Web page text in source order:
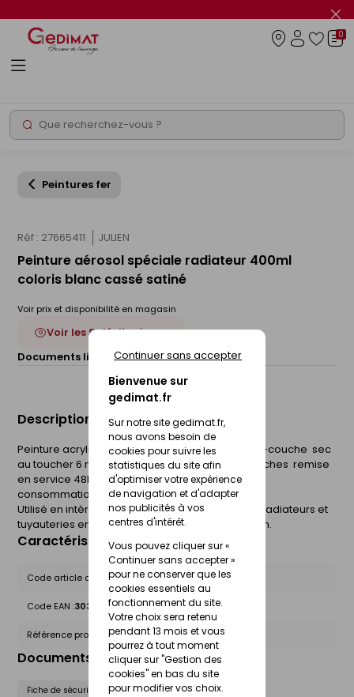
Bienvenue sur
gedimat.fr
Sur notre site gedimat.fr,
nous avons besoin de
cookies pour suivre les
statistiques du site afin
d'optimiser votre expérience
de navigation et d'adapter
nos publicités à vos
centres d'intérêt.
Vous pouvez cliquer sur «
Continuer sans accepter »
pour ne conserver que les
cookies essentiels au
fonctionnement du site.
Votre choix sera retenu
pendant 13 mois et vous
pourrez à tout moment
cliquer sur "Gestion des
cookies" en bas du site
pour modifier vos choix.
Continuer sans accepter
le
info
Rechercher
0
Peintures fer
Réf : 27665411 JULIEN
Peinture aérosol spéciale radiateur 400ml
coloris blanc cassé satiné
Voir prix et disponibilité en magasin
Voir les 8 déclinaisons
Documents liés :
Fiche de sécurité (FdS)
Description du produit
Peinture acrylique spéciale radiateur sans sous-couche  sec
au toucher 6 minutes  10 minutes entre deux couches  remise
en service 48h  tenue à la chaleur 120°
consommation moyenne 2m² par aérosol.
Utilisé en intérieur pour protéger et décorer les radiateurs et
tuyauteries en fer, cuivre, aluminuim et zin ancien.
Caractéristiques du produit
Code article chez le fournisseur :5246291
Code EAN :3031520176101
Référence produit nationale Gedimat :27665411
Documents liés
Fiche de sécurité (FdS)